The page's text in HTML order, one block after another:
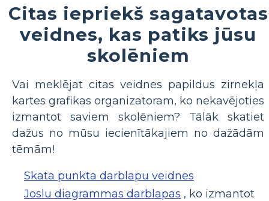
Citas iepriekš sagatavotas
veidnes, kas patiks jūsu
skolēniem
Vai meklējat citas veidnes papildus zirnekļa
kartes grafikas organizatoram, ko nekavējoties
izmantot saviem skolēniem? Tālāk skatiet
dažus no mūsu iecienītākajiem no dažādām
tēmām!
Skata punkta darblapu veidnes
Joslu diagrammas darblapas , ko izmantot